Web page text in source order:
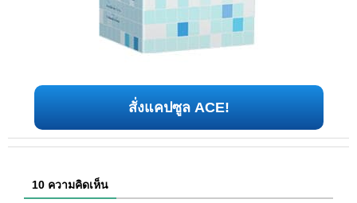
สั่งแคปซูล ACE!
10 ความคิดเห็น